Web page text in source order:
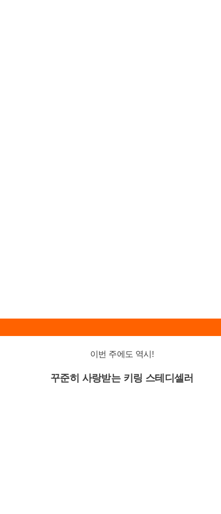
이번 주에도 역시!
꾸준히 사랑받는 키링 스테디셀러